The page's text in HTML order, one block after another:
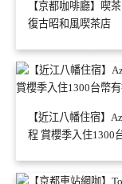
【京都咖啡廳】喫
復古昭和風喫茶店
【近江八幡住宿】
程 賞櫻季入住1300